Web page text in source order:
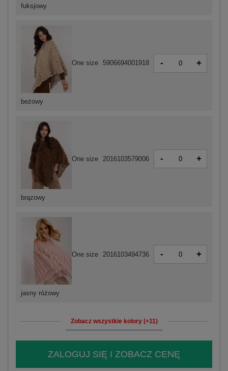
beżowy
One size 5906694001918 - +
brązowy
One size 2016103579006 - +
jasny różowy
One size 2016103494736 - +
fuksjowy
Zobacz wszystkie kolory (+11)
ZALOGUJ SIĘ I ZOBACZ CENĘ